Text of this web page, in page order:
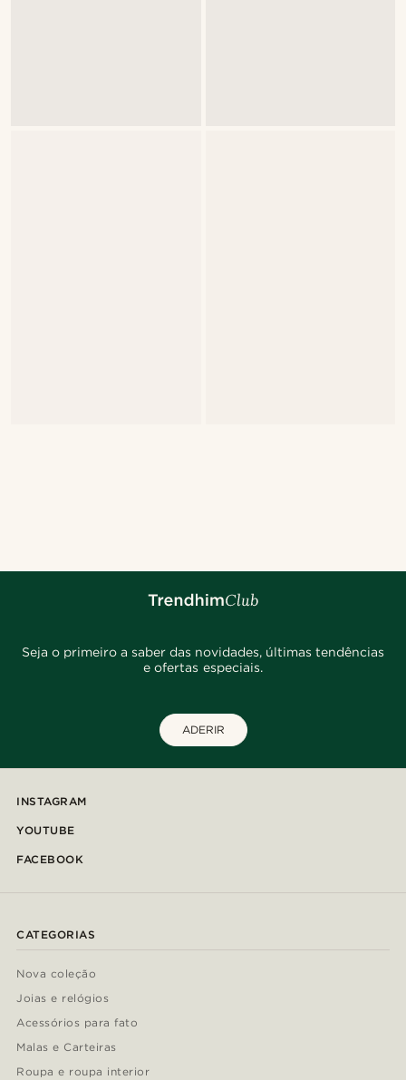
Seja o primeiro a saber das novidades, últimas tendências
e ofertas especiais.
ADERIR
INSTAGRAM
YOUTUBE
FACEBOOK
CATEGORIAS
Nova coleção
Joias e relógios
Acessórios para fato
Malas e Carteiras
Roupa e roupa interior